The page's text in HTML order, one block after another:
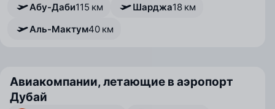
Абу-Даби115 км Шарджа18 км
Аль-Мактум40 км
Авиакомпании, летающие в аэропорт
Дубай